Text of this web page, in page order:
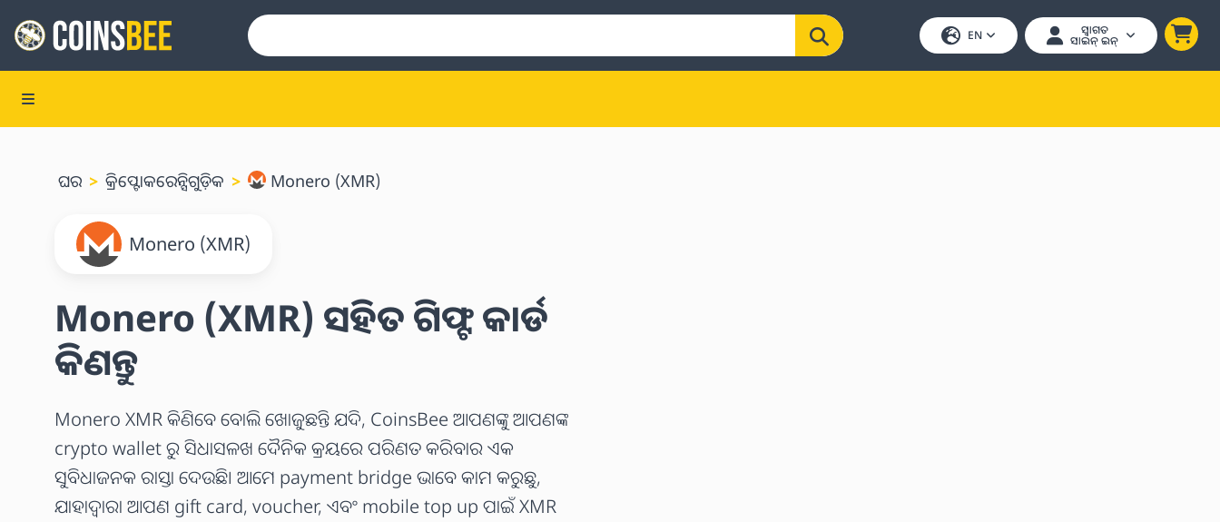
EN ସ୍ୱାଗତ
ସାଇନ୍ ଇନ୍
ଘର କ୍ରିପ୍ଟୋକରେନ୍ସିଗୁଡ଼ିକ Monero (XMR)
Monero (XMR)
Monero (XMR) ସହିତ ଗିଫ୍ଟ କାର୍ଡ
କିଣନ୍ତୁ
Monero XMR କିଣିବେ ବୋଲି ଖୋଜୁଛନ୍ତି ଯଦି, CoinsBee ଆପଣଙ୍କୁ ଆପଣଙ୍କ
crypto wallet ରୁ ସିଧାସଳଖ ଦୈନିକ କ୍ରୟରେ ପରିଣତ କରିବାର ଏକ
ସୁବିଧାଜନକ ରାସ୍ତା ଦେଉଛି। ଆମେ payment bridge ଭାବେ କାମ କରୁଛୁ,
ଯାହାଦ୍ୱାରା ଆପଣ gift card, voucher, ଏବଂ mobile top up ପାଇଁ XMR